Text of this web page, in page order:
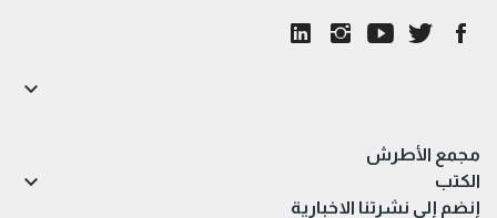
مجمع الأطرش

الكتب 
إنضم إلى نشرتنا الاخبارية